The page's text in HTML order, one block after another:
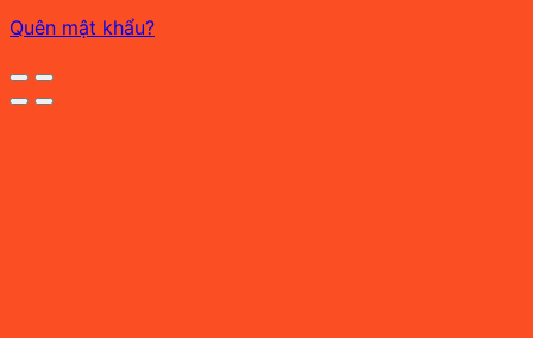
Quên mật khẩu?